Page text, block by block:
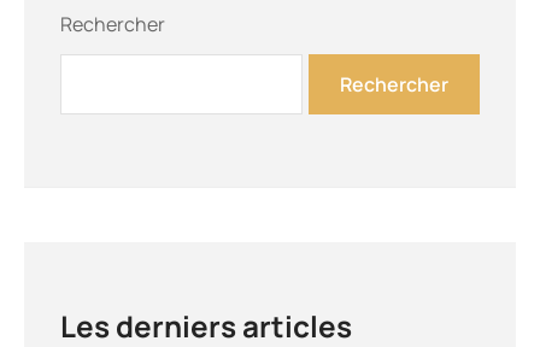
Rechercher
Rechercher
Les derniers articles